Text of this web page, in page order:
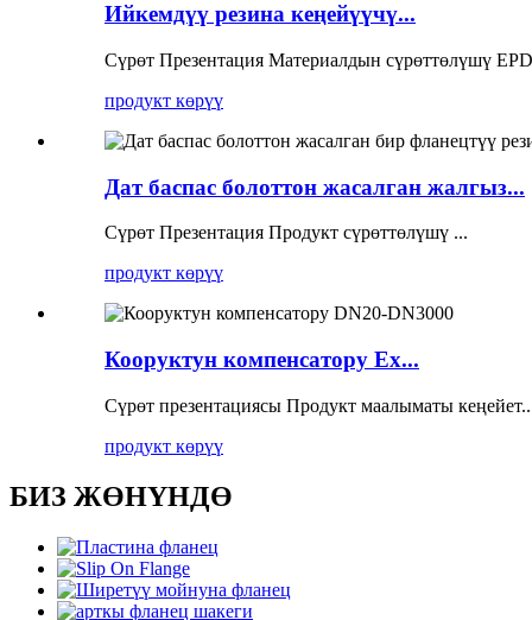
Ийкемдүү резина кеңейүүчү...
Сүрөт Презентация Материалдын сүрөттөлүшү
продукт көрүү
Дат баспас болоттон жасалган жалгыз...
Сүрөт Презентация Продукт сүрөттөлүшү ...
продукт көрүү
Кооруктун компенсатору Ex...
Сүрөт презентациясы Продукт маалыматы
продукт көрүү
БИЗ ЖӨНҮНДӨ